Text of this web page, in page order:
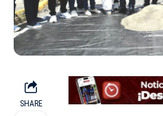
SHARE